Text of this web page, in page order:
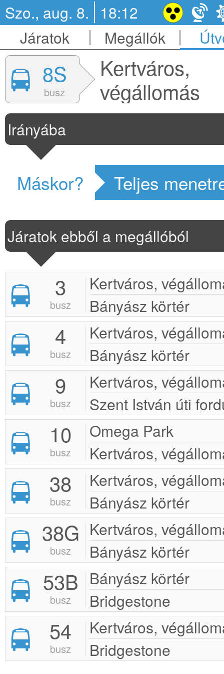
Szo., aug. 8.
18:12
Járatok
Megállók
8S
busz
Kertváros,
végállomás
Irányába
Máskor? Teljes
Járatok ebből a megállóból
3
busz
Kertváros,
Bányász körtér
4
busz
Kertváros,
Bányász körtér
9
busz
Kertváros,
Szent István úti
10
busz
Omega Park
Kertváros,
38
busz
Kertváros,
Bányász körtér
38G
busz
Kertváros,
Bányász körtér
53B
busz
Bányász körtér
Bridgestone
54
busz
Kertváros,
Bridgestone